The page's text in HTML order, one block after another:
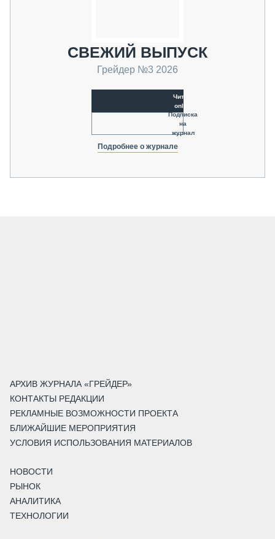
СВЕЖИЙ ВЫПУСК
Грейдер №3 2026
Читать
online
Подписка
на
журнал
Подробнее о журнале
АРХИВ ЖУРНАЛА «ГРЕЙДЕР»
КОНТАКТЫ РЕДАКЦИИ
РЕКЛАМНЫЕ ВОЗМОЖНОСТИ ПРОЕКТА
БЛИЖАЙШИЕ МЕРОПРИЯТИЯ
УСЛОВИЯ ИСПОЛЬЗОВАНИЯ МАТЕРИАЛОВ
НОВОСТИ
РЫНОК
АНАЛИТИКА
ТЕХНОЛОГИИ